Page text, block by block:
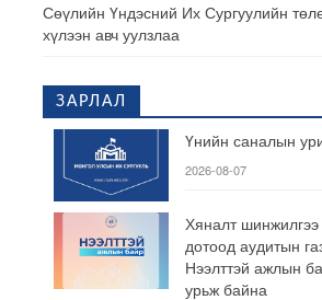
Сөүлийн Үндэсний Их Сургуулийн
хүлээн авч уулзлаа
ЗАРЛАЛ
Үнийн саналын
2026-08-07
Хяналт шинжилгээ
дотоод аудитын
Нээлттэй ажлын
урьж байна